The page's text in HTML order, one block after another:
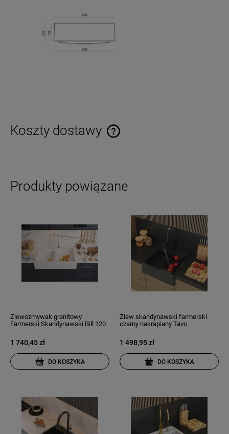
Koszty dostawy
Cena nie zawiera ewentualnych kosztów płatności
Produkty powiązane
Zlewozmywak granitowy
Farmerski Skandynawski Bill 120
1 740,45 zł
DO KOSZYKA
Zlew skandynawski farmerski
czarny nakrapiany Tavo
1 498,95 zł
DO KOSZYKA